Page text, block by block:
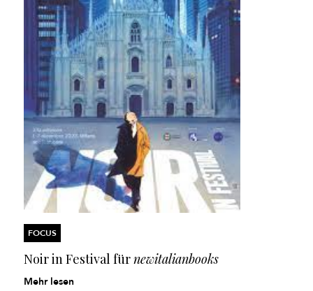
FOCUS
Noir in Festival fürnewitalianbooks
Mehr lesen